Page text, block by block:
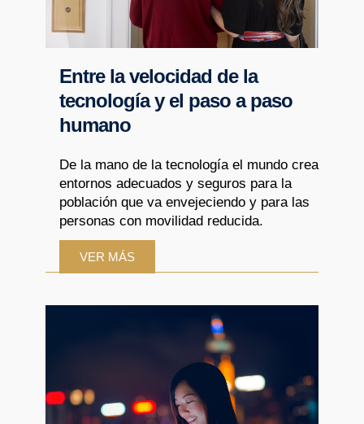
Entre la velocidad de la
tecnología y el paso a paso
humano
De la mano de la tecnología el mundo crea
entornos adecuados y seguros para la
población que va envejeciendo y para las
personas con movilidad reducida.
VER MÁS